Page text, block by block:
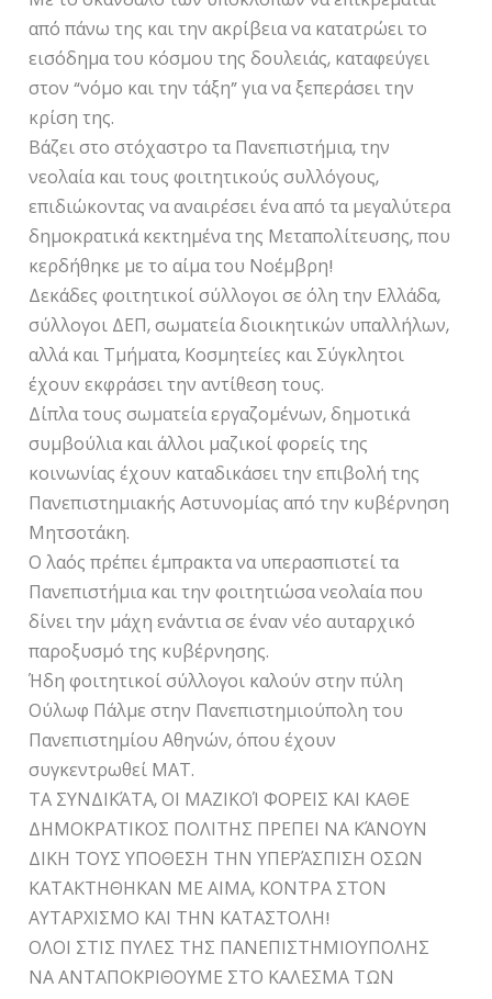
από πάνω της και την ακρίβεια να κατατρώει το
εισόδημα του κόσμου της δουλειάς, καταφεύγει
στον “νόμο και την τάξη” για να ξεπεράσει την
κρίση της.
Βάζει στο στόχαστρο τα Πανεπιστήμια, την
νεολαία και τους φοιτητικούς συλλόγους,
επιδιώκοντας να αναιρέσει ένα από τα μεγαλύτερα
δημοκρατικά κεκτημένα της Μεταπολίτευσης, που
κερδήθηκε με το αίμα του Νοέμβρη!
Δεκάδες φοιτητικοί σύλλογοι σε όλη την Ελλάδα,
σύλλογοι ΔΕΠ, σωματεία διοικητικών υπαλλήλων,
αλλά και Τμήματα, Κοσμητείες και Σύγκλητοι
έχουν εκφράσει την αντίθεση τους.
Δίπλα τους σωματεία εργαζομένων, δημοτικά
συμβούλια και άλλοι μαζικοί φορείς της
κοινωνίας έχουν καταδικάσει την επιβολή της
Πανεπιστημιακής Αστυνομίας από την κυβέρνηση
Μητσοτάκη.
Ο λαός πρέπει έμπρακτα να υπερασπιστεί τα
Πανεπιστήμια και την φοιτητιώσα νεολαία που
δίνει την μάχη ενάντια σε έναν νέο αυταρχικό
παροξυσμό της κυβέρνησης.
Ήδη φοιτητικοί σύλλογοι καλούν στην πύλη
Ούλωφ Πάλμε στην Πανεπιστημιούπολη του
Πανεπιστημίου Αθηνών, όπου έχουν
συγκεντρωθεί ΜΑΤ.
ΤΑ ΣΥΝΔΙΚΆΤΑ, ΟΙ ΜΑΖΙΚΟΊ ΦΟΡΕΙΣ ΚΑΙ ΚΑΘΕ
ΔΗΜΟΚΡΑΤΙΚΟΣ ΠΟΛΙΤΗΣ ΠΡΕΠΕΙ ΝΑ ΚΆΝΟΥΝ
ΔΙΚΗ ΤΟΥΣ ΥΠΟΘΕΣΗ ΤΗΝ ΥΠΕΡΆΣΠΙΣΗ ΟΣΩΝ
ΚΑΤΑΚΤΗΘΗΚΑΝ ΜΕ ΑΙΜΑ, ΚΟΝΤΡΑ ΣΤΟΝ
ΑΥΤΑΡΧΙΣΜΟ ΚΑΙ ΤΗΝ ΚΑΤΑΣΤΟΛΗ!
ΟΛΟΙ ΣΤΙΣ ΠΥΛΕΣ ΤΗΣ ΠΑΝΕΠΙΣΤΗΜΙΟΥΠΟΛΗΣ
ΝΑ ΑΝΤΑΠΟΚΡΙΘΟΥΜΕ ΣΤΟ ΚΑΛΕΣΜΑ ΤΩΝ